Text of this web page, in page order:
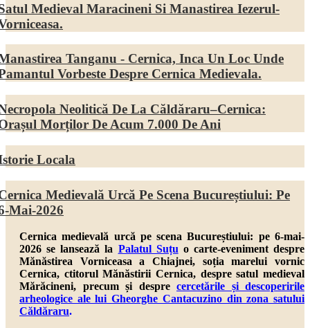
Medieval Maracineni Si Manastirea Iezerul-
Tanganu - Cernica, Inca Un Loc Unde
Vorbeste Despre Cernica Medievala.
Neolitică De La Căldăraru–Cernica:
Morților De Acum 7.000 De Ani
Locala
Medievală Urcă Pe Scena Bucureștiului: Pe
Mai-2026
Cernica medievală urcă pe scena Bucureștiului: pe 6-mai-
2026 se lansează la Palatul Suțu o carte-eveniment despre
Mănăstirea Vorniceasa a Chiajnei, soția marelui vornic
Cernica, ctitorul Mănăstirii Cernica, despresatul medieval
Mărăcineni, precum și despre cercetările și descoperirile
arheologice ale lui Gheorghe Cantacuzino din zona satului
Căldăraru.